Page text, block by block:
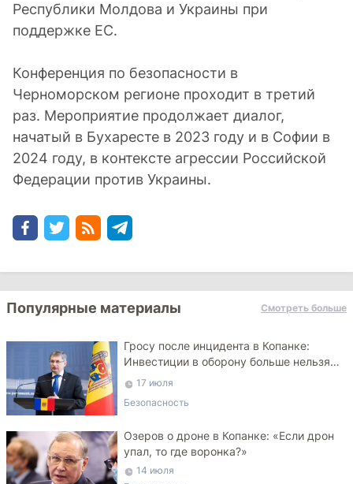
Республики Молдова и Украины при
поддержке ЕС.
Конференция по безопасности в
Черноморском регионе проходит в третий
раз. Мероприятие продолжает диалог,
начатый в Бухаресте в 2023 году и в Софии в
2024 году, в контексте агрессии Российской
Федерации против Украины.
Популярные материалы Смотреть больше
Гросу после инцидента в Копанке:
Инвестиции в оборону больше нельзя
откладывать
17 июля
Безопасность
Озеров о дроне в Копанке: «Если дрон
упал, то где воронка?»
14 июля